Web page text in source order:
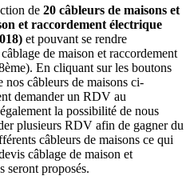
de 20 câbleurs de maisons et
et raccordement électrique
et pouvant se rendre
de maison et raccordement
En cliquant sur les boutons
câbleurs de maisons ci-
demander un RDV au
la possibilité de nous
plusieurs RDV afin de gagner du
câbleurs de maisons ce qui
câblage de maison et
seront proposés.